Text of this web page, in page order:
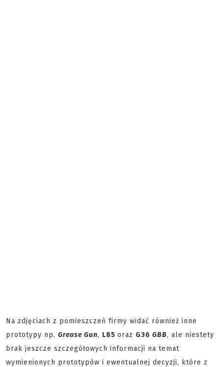
Na zdjęciach z pomieszczeń firmy widać również inne
prototypy np. Grease Gun, L85 oraz G36 GBB, ale niestety
brak jeszcze szczegółowych informacji na temat
wymienionych prototypów i ewentualnej decyzji, które z